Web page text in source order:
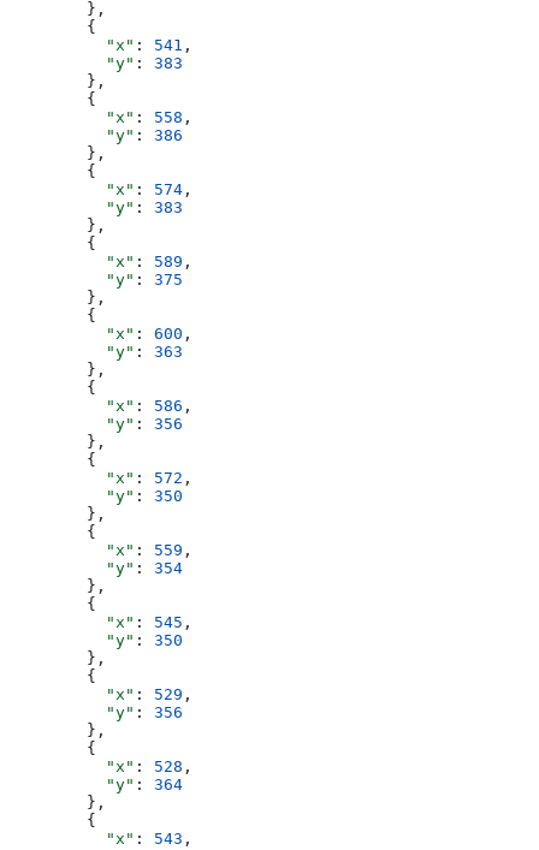
        },
        {
          "x"
: 541 ,
          "y"
: 383
        },
        {
          "x"
: 558 ,
          "y"
: 386
        },
        {
          "x"
: 574 ,
          "y"
: 383
        },
        {
          "x"
: 589 ,
          "y"
: 375
        },
        {
          "x"
: 600 ,
          "y"
: 363
        },
        {
          "x"
: 586 ,
          "y"
: 356
        },
        {
          "x"
: 572 ,
          "y"
: 350
        },
        {
          "x"
: 559 ,
          "y"
: 354
        },
        {
          "x"
: 545 ,
          "y"
: 350
        },
        {
          "x"
: 529 ,
          "y"
: 356
        },
        {
          "x"
: 528 ,
          "y"
: 364
        },
        {
          "x"
: 543 ,